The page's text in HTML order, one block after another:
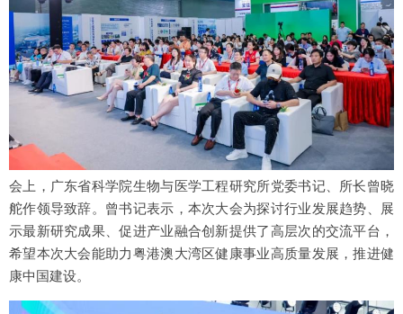
会上，广东省科学院生物与医学工程研究所党委书记、所长曾晓
舵作领导致辞。曾书记表示，本次大会为探讨行业发展趋势、展
示最新研究成果、促进产业融合创新提供了高层次的交流平台，
希望本次大会能助力粤港澳大湾区健康事业高质量发展，推进健
康中国建设。